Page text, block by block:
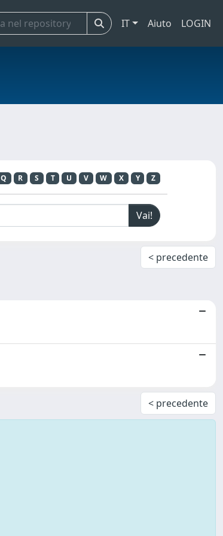
IT Aiuto LOGIN
Q R S T U V W X Y Z
< precedente
< precedente